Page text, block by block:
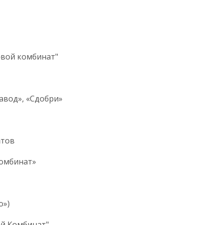
комбинат"
«Сдобри»